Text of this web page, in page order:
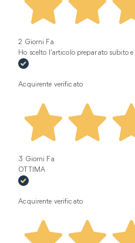
2 Giorni Fa
Ho scelto l’articolo preparato subito
Acquirente verificato
3 Giorni Fa
OTTIMA
Acquirente verificato